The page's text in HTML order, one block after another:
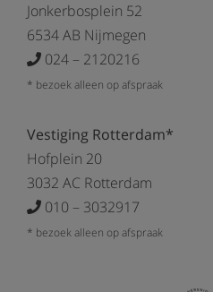
Jonkerbosplein 52
6534 AB Nijmegen
024 – 2120216
* bezoek alleen op afspraak
Vestiging Rotterdam*
Hofplein 20
3032 AC Rotterdam
010 – 3032917
* bezoek alleen op afspraak